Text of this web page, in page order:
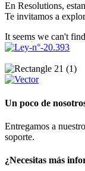
En Resolutions,
Te invitamos a
It seems we can't
Un poco de
Entregamos a
soporte.
¿Necesitas más